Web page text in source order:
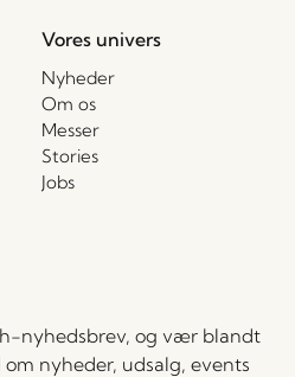
Vores univers
Nyheder
Om os
Messer
Stories
Jobs
nyhedsbrev, og vær blandt
nyheder, udsalg, events